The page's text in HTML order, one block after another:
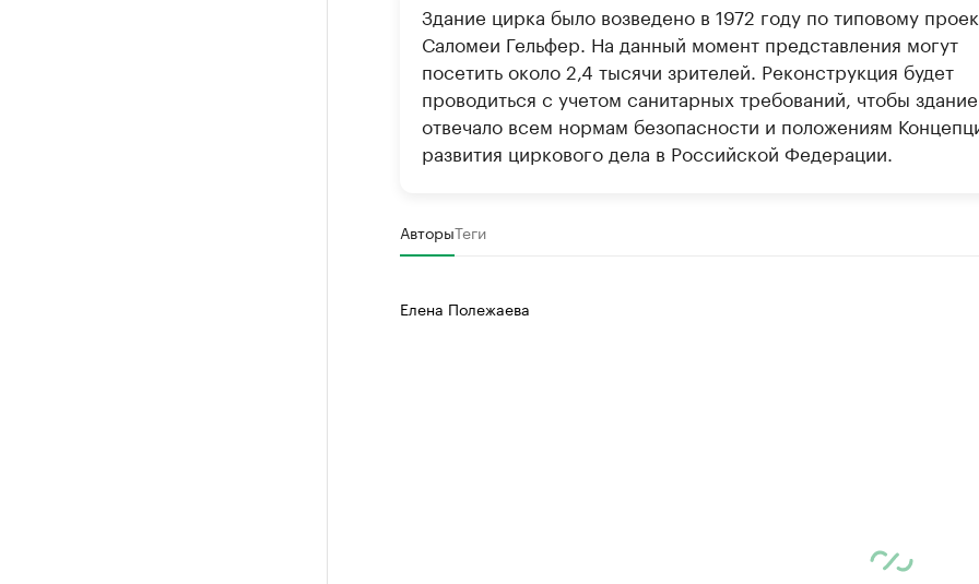
Здание цирка было возведено в 1972 году по типовому
Саломеи Гельфер. На данный момент представления могут
посетить около 2,4 тысячи зрителей. Реконструкция будет
проводиться с учетом санитарных требований, чтобы здание
отвечало всем нормам безопасности и положениям
развития циркового дела в Российской Федерации.
АвторыТеги
Елена Полежаева